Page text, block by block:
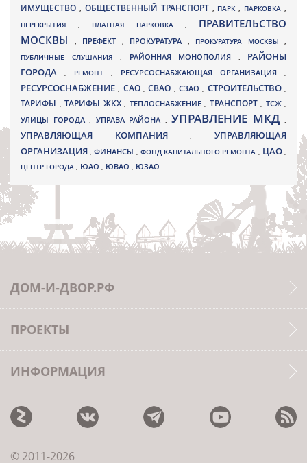
ИМУЩЕСТВО , ОБЩЕСТВЕННЫЙ ТРАНСПОРТ , ПАРК, ПАРКОВКА ,
ПЕРЕКРЫТИЯ , ПЛАТНАЯ ПАРКОВКА , ПРАВИТЕЛЬСТВО
МОСКВЫ
, ПРЕФЕКТ , ПРОКУРАТУРА , ПРОКУРАТУРА МОСКВЫ ,
ПУБЛИЧНЫЕ СЛУШАНИЯ , РАЙОННАЯ МОНОПОЛИЯ , РАЙОНЫ
ГОРОДА
, РЕМОНТ , РЕСУРСОСНАБЖАЮЩАЯ ОРГАНИЗАЦИЯ ,
РЕСУРСОСНАБЖЕНИЕ, САО,СВАО ,СЗАО, СТРОИТЕЛЬСТВО,
ТАРИФЫ , ТАРИФЫ ЖКХ , ТЕПЛОСНАБЖЕНИЕ , ТРАНСПОРТ , ТСЖ ,
УЛИЦЫ ГОРОДА , УПРАВА РАЙОНА , УПРАВЛЕНИЕ МКД ,
УПРАВЛЯЮЩАЯ КОМПАНИЯ,УПРАВЛЯЮЩАЯ
ОРГАНИЗАЦИЯ,ФИНАНСЫ , ФОНД КАПИТАЛЬНОГО РЕМОНТА , ЦАО,
ЦЕНТР ГОРОДА , ЮАО , ЮВАО , ЮЗАО
ДОМ-И-ДВОР.РФ
ПРОЕКТЫ
ИНФОРМАЦИЯ
© 2011-2026